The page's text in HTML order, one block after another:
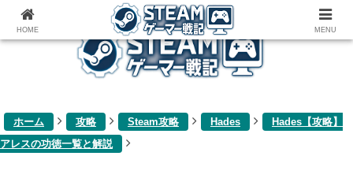
ゲーム関連雑記ブログ
ホーム 攻略 Steam攻略 Hades
Hades【攻略】
アレスの功徳一覧と解説
HOME MENU